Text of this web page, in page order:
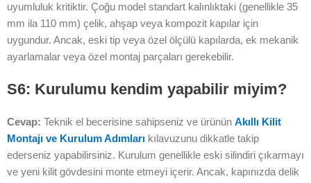
uyumluluk kritiktir. Çoğu model standart kalınlıktaki (genellikle 35
mm ila 110 mm) çelik, ahşap veya kompozit kapılar için
uygundur. Ancak, eski tip veya özel ölçülü kapılarda, ek mekanik
ayarlamalar veya özel montaj parçaları gerekebilir.
S6: Kurulumu kendim yapabilir miyim?
Cevap: Teknik el becerisine sahipseniz ve ürünün Akıllı Kilit
Montajı ve Kurulum Adımları kılavuzunu dikkatle takip
ederseniz yapabilirsiniz. Kurulum genellikle eski silindiri çıkarmayı
ve yeni kilit gövdesini monte etmeyi içerir. Ancak, kapınızda delik